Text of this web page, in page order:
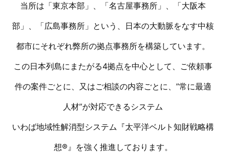
当所は「東京本部」、「名古屋事務所」、「大阪本
部」、「広島事務所」という、日本の大動脈をなす中核
都市にそれぞれ弊所の拠点事務所を構築しています。
この日本列島にまたがる4拠点を中心として、ご依頼事
件の案件ごとに、又はご相談の内容ごとに、”常に最適
人材”が対応できるシステム
いわば地域性解消型システム『太平洋ベルト知財戦略構
想®』を強く推進しております。